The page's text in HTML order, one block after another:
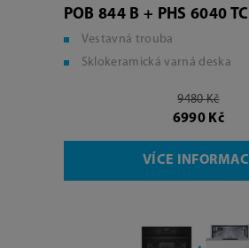
POB 844 B + PHS 6040 TC
Vestavná trouba
Sklokeramická varná deska
9480 Kč
6990 Kč
VÍCE INFORMACÍ